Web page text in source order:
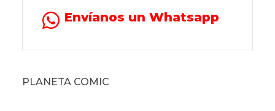
Envíanos un Whatsapp
PLANETA COMIC